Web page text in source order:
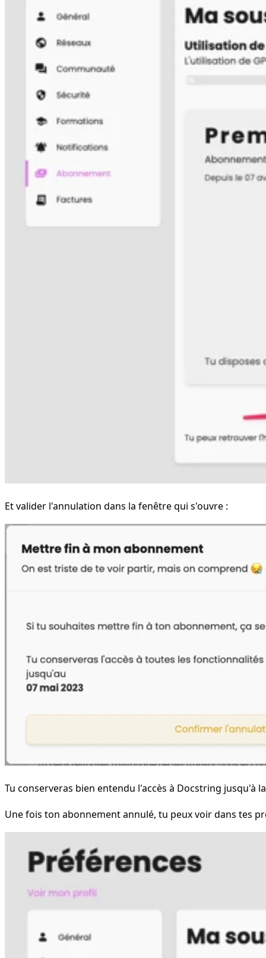
Et valider l'annulation dans la fenêtre qui s'ouvre :
Tu conserveras bien entendu l'accès à Docstring jusqu'à
Une fois ton abonnement annulé, tu peux voir dans tes